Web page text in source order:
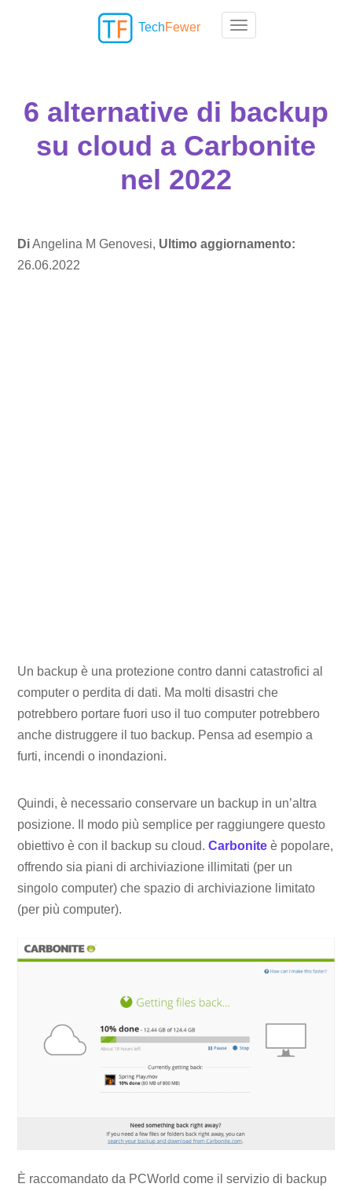
Toggle navigation
TechFewer
6 alternative di backup
su cloud a Carbonite
nel 2022
DiAngelina M Genovesi, Ultimo aggiornamento:
26.06.2022
Un backup è una protezione contro danni catastrofici al
computer o perdita di dati. Ma molti disastri che
potrebbero portare fuori uso il tuo computer potrebbero
anche distruggere il tuo backup. Pensa ad esempio a
furti, incendi o inondazioni.
Quindi, è necessario conservare un backup in un’altra
posizione. Il modo più semplice per raggiungere questo
obiettivo è con il backup su cloud.Carbonite è popolare,
offrendo sia piani di archiviazione illimitati (per un
singolo computer) che spazio di archiviazione limitato
(per più computer).
È raccomandato da PCWorld come il servizio di backup